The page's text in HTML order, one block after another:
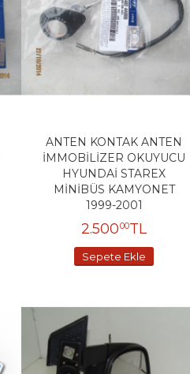
ANTEN KONTAK ANTEN
İMMOBİLİZER OKUYUCU
HYUNDAİ STAREX
MİNİBÜS KAMYONET
1999-2001
2.50000TL
Sepete Ekle